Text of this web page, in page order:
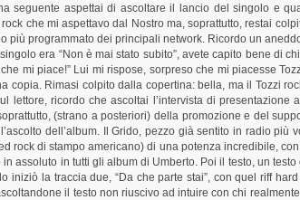
seguente aspettai di ascoltare il lancio del singolo e
che mi aspettavo dal Nostro ma, soprattutto, restai
più programmato dei principali network. Ricordo un
era “Non è mai stato subito”, avete capito bene di
mi piace!” Lui mi rispose, sorpreso che mi piacesse
copia. Rimasi colpito dalla copertina: bella, ma il Tozzi
lettore, ricordo che ascoltai l’intervista di
(strano a posteriori) della promozione e del
dell’album. Il Grido, pezzo già sentito in radio
rock di stampo americano) di una potenza incredibile,
assoluto in tutti gli album di Umberto. Poi il testo, un
iniziò la traccia due, “Da che parte stai”, con quel riff
il testo non riuscivo ad intuire con chi